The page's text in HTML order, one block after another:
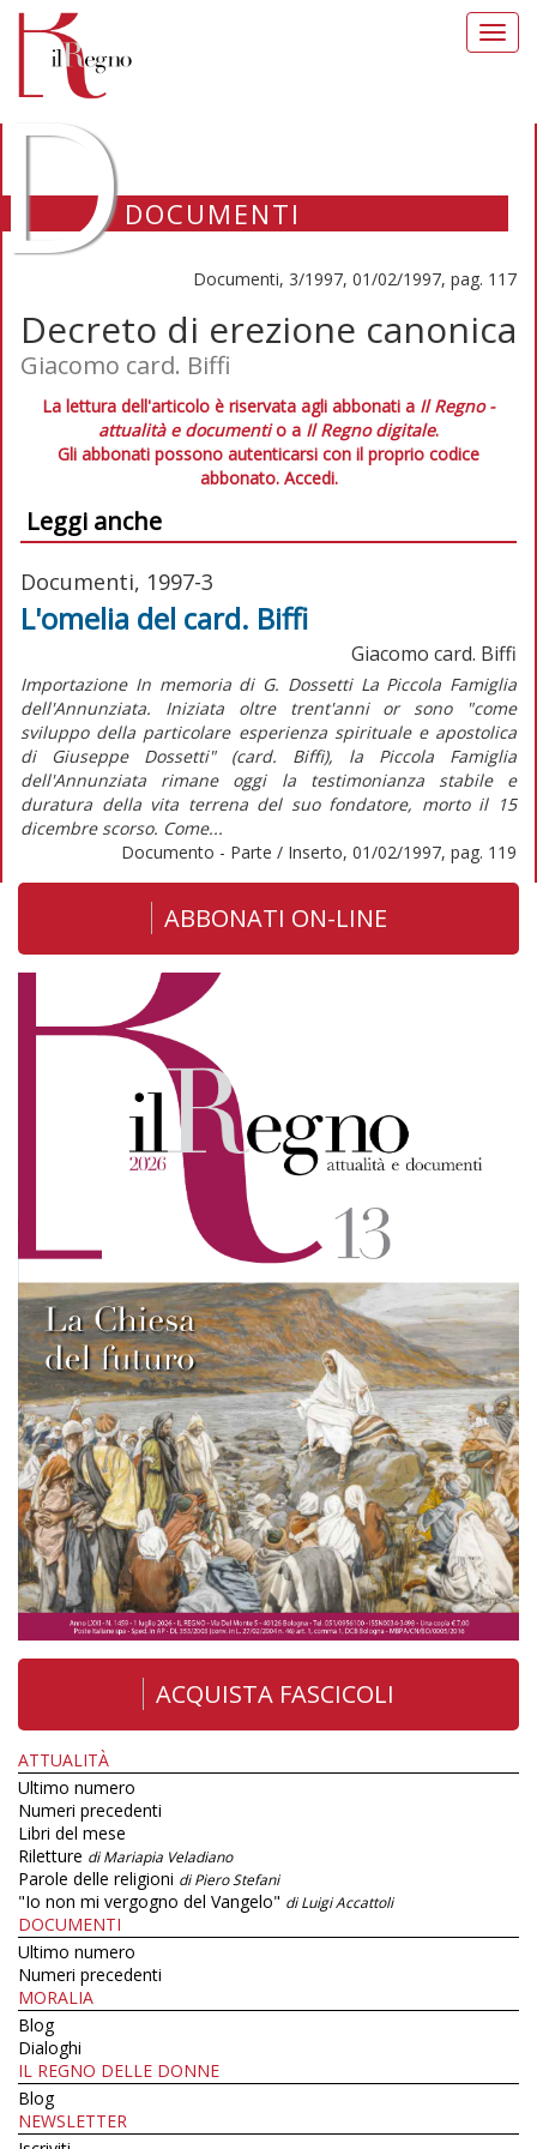
DOCUMENTI
Documenti, 3/1997, 01/02/1997, pag. 117
Decreto di erezione canonica
Giacomo card. Biffi
La lettura dell'articolo è riservata agli abbonati a Il Regno -
attualità e documentio a Il Regno digitale.
Gli abbonati possono autenticarsi con il proprio codice
abbonato. Accedi.
Leggi anche
Documenti, 1997-3
L'omelia del card. Biffi
Giacomo card. Biffi
Importazione In memoria di G. Dossetti La Piccola Famiglia
dell'Annunziata. Iniziata oltre trent'anni or sono "come
sviluppo della particolare esperienza spirituale e apostolica
di Giuseppe Dossetti" (card. Biffi), la Piccola Famiglia
dell'Annunziata rimane oggi la testimonianza stabile e
duratura della vita terrena del suo fondatore, morto il 15
dicembre scorso. Come...
Documento - Parte / Inserto, 01/02/1997, pag. 119
ABBONATI ON-LINE
ACQUISTA FASCICOLI
ATTUALITÀ
Ultimo numero
Numeri precedenti
Libri del mese
Riletture di Mariapia Veladiano
Parole delle religioni di Piero Stefani
"Io non mi vergogno del Vangelo" di Luigi Accattoli
DOCUMENTI
Ultimo numero
Numeri precedenti
MORALIA
Blog
Dialoghi
IL REGNO DELLE DONNE
Blog
NEWSLETTER